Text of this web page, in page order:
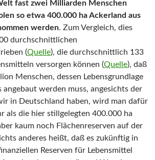
fast zwei Milliarden Menschen
so etwa 400.000 ha Ackerland aus
werden. Zum Vergleich, dies
durchschnittlichen
(Quelle), die durchschnittlich 133
versorgen können (Quelle), daß
Menschen, dessen Lebensgrundlage
werden muss, angesichts der
in Deutschland haben, wird man dafür
als die hier stillgelegten 400.000 ha
kaum noch Flächenreserven auf der
anderes heißt, daß es zukünftig in
Reserven für Lebensmittel